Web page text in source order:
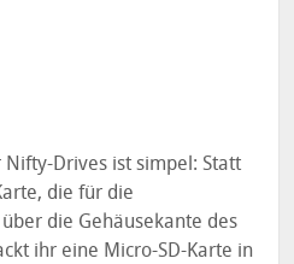
Drives ist simpel: Statt
die für die
die Gehäusekante des
ihr eine Micro-SD-Karte in